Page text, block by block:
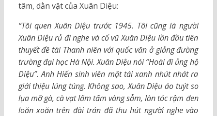
tâm, dằn vặt của Xuân Diệu:
“Tôi quen Xuân Diệu trước 1945. Tôi cũng là người
Xuân Diệu rủ đi nghe và cổ vũ Xuân Diệu lần đầu tiên
thuyết đề tài Thanh niên với quốc văn ở giảng đường
trường đại học Hà Nội. Xuân Diệu nói “Hoài đi ủng hộ
Diệu”. Anh Hiến sinh viên mặt tái xanh nhút nhát ra
giới thiệu lúng túng. Không sao, Xuân Diệu áo tuýt so
lụa mỡ gà, cà vạt lấm tấm vàng sẫm, làn tóc rậm đen
loăn xoăn trên đài trán đã thu hút người nghe vào